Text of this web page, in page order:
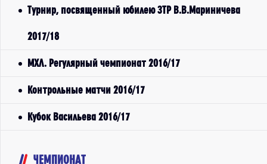
Турнир, посвященный юбилею ЗТР В.В.Мариничева
2017/18
МХЛ. Регулярный чемпионат 2016/17
Контрольные матчи 2016/17
Кубок Васильева 2016/17
ЧЕМПИОНАТ